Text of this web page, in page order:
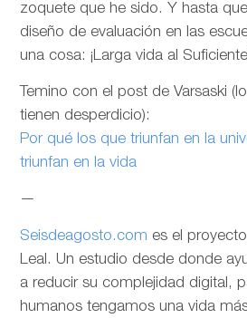
zoquete que he sido. Y hasta
diseño de evaluación en las
una cosa: ¡Larga vida al
Temino con el post de Varsaski
tienen desperdicio):
Por qué los que triunfan en la
triunfan en la vida
—
Seisdeagosto.com es el
Leal. Un estudio desde donde
a reducir su complejidad digital,
humanos tengamos una vida